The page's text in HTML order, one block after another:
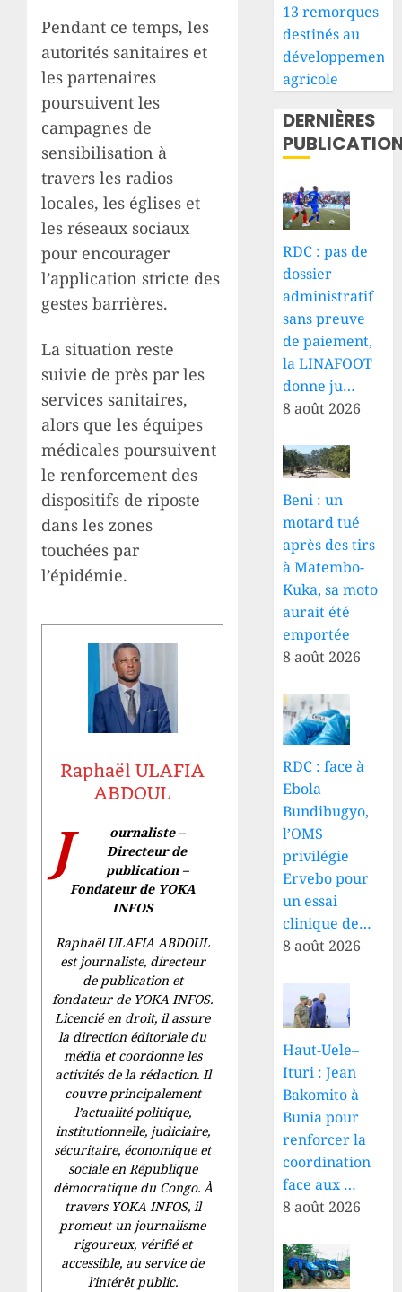
Pendant ce temps, les
autorités sanitaires et
les partenaires
poursuivent les
campagnes de
sensibilisation à
travers les radios
locales, les églises et
les réseaux sociaux
pour encourager
l’application stricte des
gestes barrières.
La situation reste
suivie de près par les
services sanitaires,
alors que les équipes
médicales poursuivent
le renforcement des
dispositifs de riposte
dans les zones
touchées par
l’épidémie.
Raphaël ULAFIA
ABDOUL
J
ournaliste –
Directeur de
publication –
Fondateur de YOKA
INFOS
Raphaël ULAFIA ABDOUL
est journaliste, directeur
de publication et
fondateur de YOKA INFOS.
Licencié en droit, il assure
la direction éditoriale du
média et coordonne les
activités de la rédaction. Il
couvre principalement
l’actualité politique,
institutionnelle, judiciaire,
sécuritaire, économique et
sociale en République
démocratique du Congo. À
travers YOKA INFOS, il
promeut un journalisme
rigoureux, vérifié et
accessible, au service de
l’intérêt public.
13 remorques
destinés au
développement
agricole
DERNIÈRES
RDC : pas de
dossier
administratif
sans preuve
de paiement,
la LINAFOOT
donne ju…
8 août 2026
Beni : un
motard tué
après des tirs
à Matembo-
Kuka, sa moto
aurait été
emportée
8 août 2026
RDC : face à
Ebola
Bundibugyo,
l’OMS
privilégie
Ervebo pour
un essai
clinique de…
8 août 2026
Haut-Uele–
Ituri : Jean
Bakomito à
Bunia pour
renforcer la
coordination
face aux …
8 août 2026